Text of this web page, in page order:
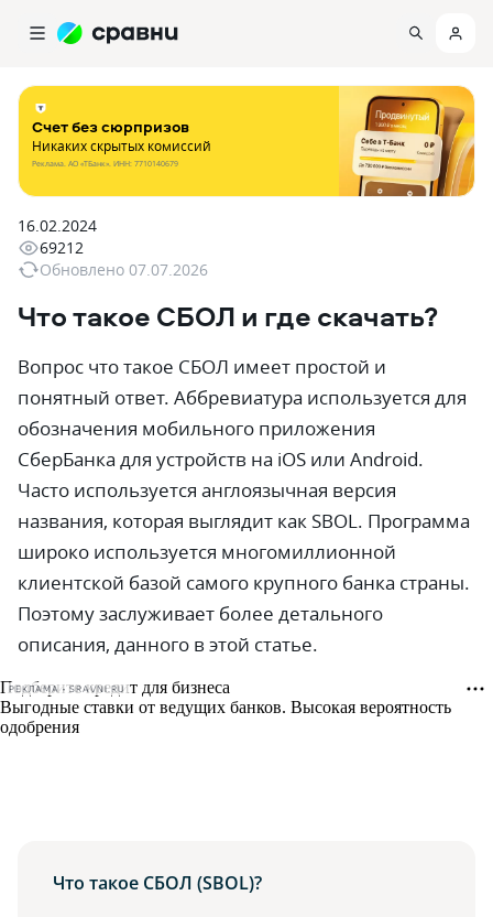
Счет без сюрпризов
Никаких скрытых комиссий
Реклама. АО «ТБанк». ИНН: 7710140679
16.02.2024
69212
Обновлено 07.07.2026
Что такое СБОЛ и где скачать?
Вопрос что такое СБОЛ имеет простой и
понятный ответ. Аббревиатура используется для
обозначения мобильного приложения
СберБанка для устройств на iOS или Android.
Часто используется англоязычная версия
названия, которая выглядит как SBOL. Программа
широко используется многомиллионной
клиентской базой самого крупного банка страны.
Поэтому заслуживает более детального
описания, данного в этой статье.
РЕКЛАМА • SRAVNI.RU
Что такое СБОЛ (SBOL)?